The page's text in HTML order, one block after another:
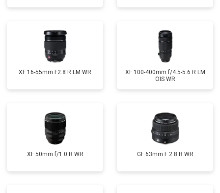
XF 16-55mm F2.8 R LM WR
XF 100-400mm f/4.5-5.6 R LM
OIS WR
XF 50mm f/1.0 R WR GF 63mm F 2.8 R WR